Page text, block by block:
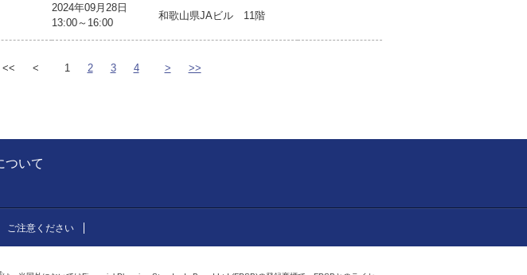
2024年09月28日
13:00～16:00
和歌山県JAビル 11階
<< < 1 2 3 4 > >>
ついて
ご注意ください